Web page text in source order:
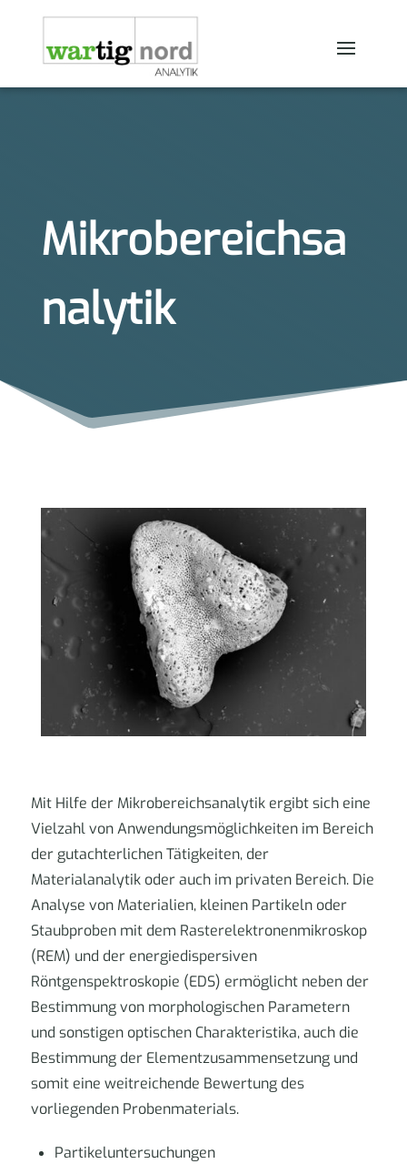
Mikrobereichsa
nalytik
Mit Hilfe der Mikrobereichsanalytik ergibt sich eine
Vielzahl von Anwendungsmöglichkeiten im Bereich
der gutachterlichen Tätigkeiten, der
Materialanalytik oder auch im privaten Bereich. Die
Analyse von Materialien, kleinen Partikeln oder
Staubproben mit dem Rasterelektronenmikroskop
(REM) und der energiedispersiven
Röntgenspektroskopie (EDS) ermöglicht neben der
Bestimmung von morphologischen Parametern
und sonstigen optischen Charakteristika, auch die
Bestimmung der Elementzusammensetzung und
somit eine weitreichende Bewertung des
vorliegenden Probenmaterials.
Partikeluntersuchungen